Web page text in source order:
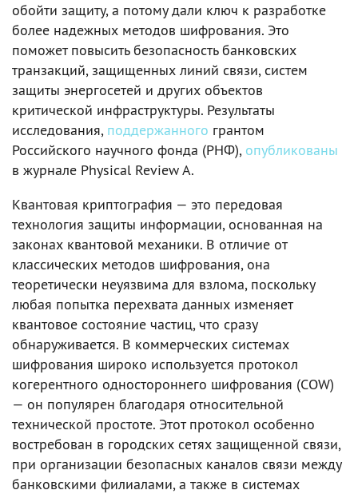
обойти защиту, а потому дали ключ к разработке
более надежных методов шифрования. Это
поможет повысить безопасность банковских
транзакций, защищенных линий связи, систем
защиты энергосетей и других объектов
критической инфраструктуры. Результаты
исследования, поддержанного грантом
Российского научного фонда (РНФ), опубликованы
в журнале Physical Review A.
Квантовая криптография — это передовая
технология защиты информации, основанная на
законах квантовой механики. В отличие от
классических методов шифрования, она
теоретически неуязвима для взлома, поскольку
любая попытка перехвата данных изменяет
квантовое состояние частиц, что сразу
обнаруживается. В коммерческих системах
шифрования широко используется протокол
когерентного одностороннего шифрования (COW)
— он популярен благодаря относительной
технической простоте. Этот протокол особенно
востребован в городских сетях защищенной связи,
при организации безопасных каналов связи между
банковскими филиалами, а также в системах